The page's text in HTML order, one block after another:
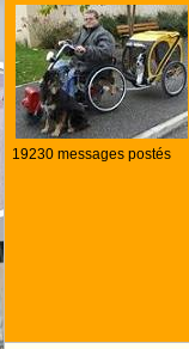
19230 messages postés